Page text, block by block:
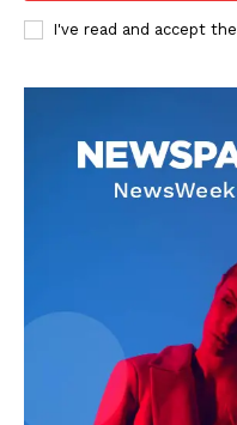
I've read and accept the